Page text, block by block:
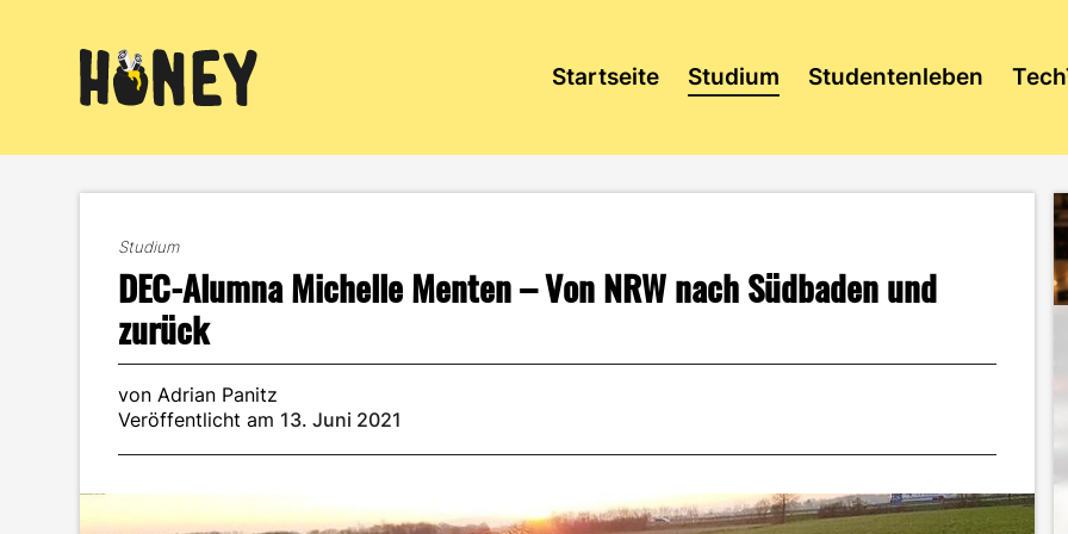
Startseite Studium Studentenleben
Studium
DEC-Alumna Michelle Menten – Von NRW nach Südbaden und
zurück
von Adrian Panitz
Veröffentlicht am 13. Juni 2021